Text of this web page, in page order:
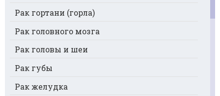
Рак гортани (горла)
Рак головного мозга
Рак головы и шеи
Рак губы
Рак желудка